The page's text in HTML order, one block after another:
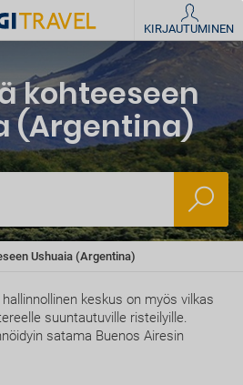
KIRJAUTUMINEN
kohteeseen
(Argentina)
Ushuaia (Argentina)
keskus on myös vilkas
suuntautuville risteilyille.
satama Buenos Airesin